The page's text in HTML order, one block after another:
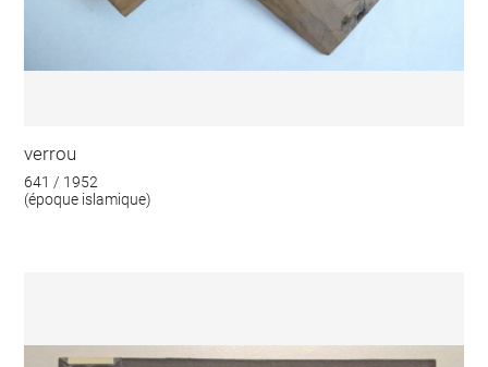
verrou
641 / 1952
(époque islamique)